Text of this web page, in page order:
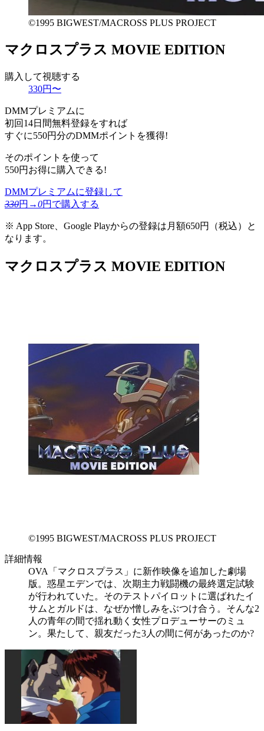
©1995 BIGWEST/MACROSS PLUS PROJECT
マクロスプラス MOVIE EDITION
購入して視聴する
330円〜
DMMプレミアムに
初回14日間無料登録をすれば
すぐに550円分のDMMポイントを獲得!
そのポイントを使って
550円お得に購入できる!
DMMプレミアムに登録して
330円→0円で購入する
※ App Store、Google Playからの登録は月額650円（税込）と
なります。
マクロスプラス MOVIE EDITION
©1995 BIGWEST/MACROSS PLUS PROJECT
詳細情報
OVA「マクロスプラス」に新作映像を追加した劇場
版。惑星エデンでは、次期主力戦闘機の最終選定試験
が行われていた。そのテストパイロットに選ばれたイ
サムとガルドは、なぜか憎しみをぶつけ合う。そんな2
人の青年の間で揺れ動く女性プロデューサーのミュ
ン。果たして、親友だった3人の間に何があったのか?